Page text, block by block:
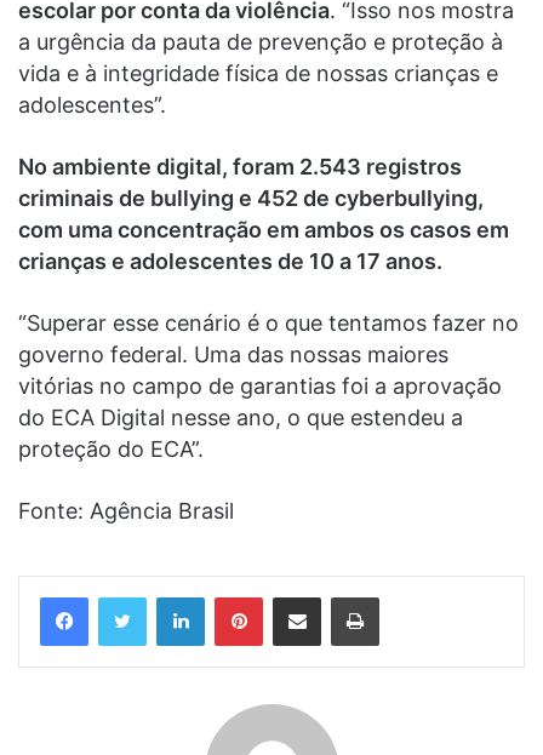
escolar por conta da violência. “Isso nos mostra
a urgência da pauta de prevenção e proteção à
vida e à integridade física de nossas crianças e
adolescentes”.
No ambiente digital, foram 2.543 registros
criminais de bullying e 452 de cyberbullying,
com uma concentração em ambos os casos em
crianças e adolescentes de 10 a 17 anos.
“Superar esse cenário é o que tentamos fazer no
governo federal. Uma das nossas maiores
vitórias no campo de garantias foi a aprovação
do ECA Digital nesse ano, o que estendeu a
proteção do ECA”.
Fonte: Agência Brasil
LinkedinPinterestCompartilhar via e-mail Imprimir